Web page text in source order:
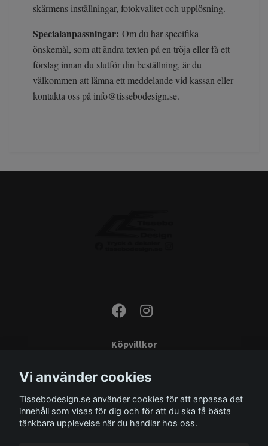
skärmens inställningar, fotokvalitet och upplösning.
Specialanpassningar: Om du har specifika
önskemål, som att ändra texten på en tröja eller få ett
förslag innan du slutför din beställning, är du
välkommen att lämna ett meddelande vid kassan eller
kontakta oss på info@tissebodesign.se.
Köpvillkor
Monteringsinstruktioner
Miljö
Storleksguide
Vi använder cookies
Tissebodesign.se använder cookies för att anpassa det
innehåll som visas för dig och för att du ska få bästa
tänkbara upplevelse när du handlar hos oss.